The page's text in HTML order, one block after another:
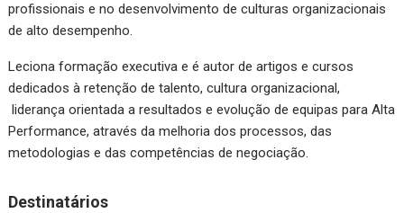
profissionais e no desenvolvimento de culturas organizacionais
de alto desempenho.
Leciona formação executiva e é autor de artigos e cursos
dedicados à retenção de talento, cultura organizacional,
liderança orientada a resultados e evolução de equipas para Alta
Performance, através da melhoria dos processos, das
metodologias e das competências de negociação.
Destinatários